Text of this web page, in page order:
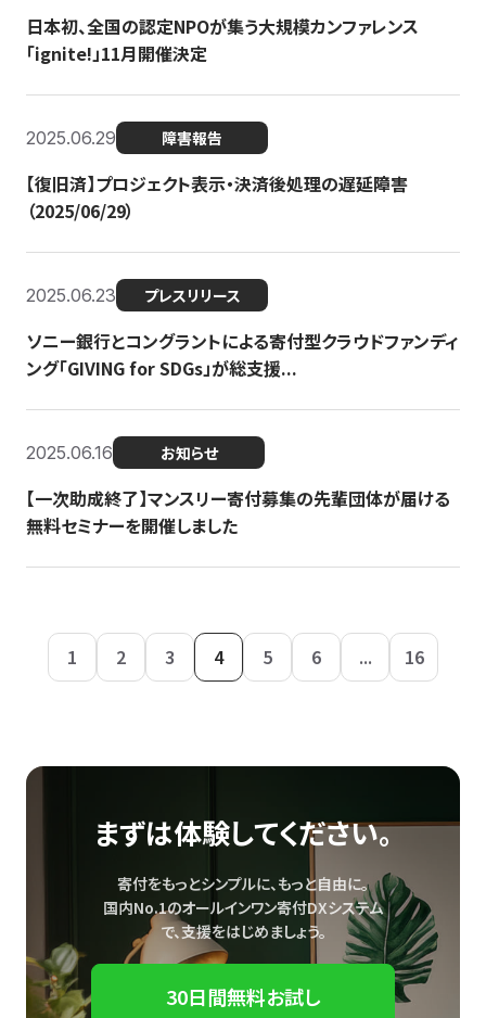
日本初、全国の認定NPOが集う大規模カンファレンス
「ignite!」11月開催決定
2025.06.29 障害報告
【復旧済】プロジェクト表示・決済後処理の遅延障害
（2025/06/29）
2025.06.23 プレスリリース
ソニー銀行とコングラントによる寄付型クラウドファンディ
ング「GIVING for SDGs」が総支援...
2025.06.16 お知らせ
【一次助成終了】マンスリー寄付募集の先輩団体が届ける
無料セミナーを開催しました
1 2 3 4 5 6 ... 16
まずは体験してください。
寄付をもっとシンプルに、もっと自由に。
国内No.1のオールインワン寄付DXシステム
で、支援をはじめましょう。
30日間無料お試し